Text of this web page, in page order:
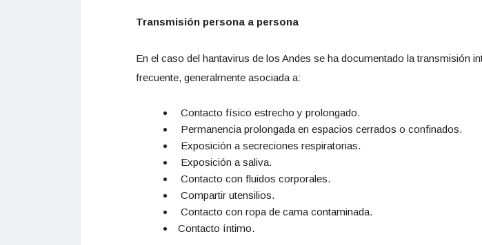
Transmisión persona a persona
En el caso del hantavirus de los Andes se ha documentado la transmisión
frecuente, generalmente asociada a:
Contacto físico estrecho y prolongado.
Permanencia prolongada en espacios cerrados o confinados.
Exposición a secreciones respiratorias.
Exposición a saliva.
Contacto con fluidos corporales.
Compartir utensilios.
Contacto con ropa de cama contaminada.
Contacto íntimo.